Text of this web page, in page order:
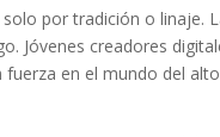
solo por tradición o
Jóvenes creadores
en el mundo del